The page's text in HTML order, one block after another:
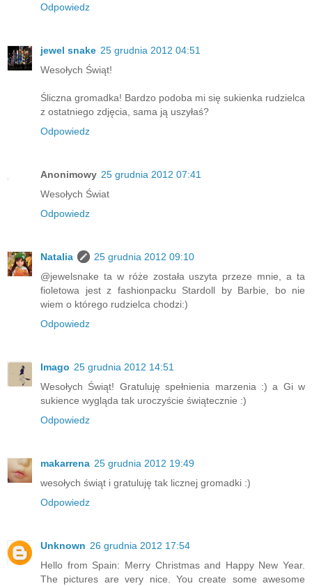
Odpowiedz
jewel snake 25 grudnia 2012 04:51
Wesołych Świąt!
Śliczna gromadka! Bardzo podoba mi się sukienka rudzielca
z ostatniego zdjęcia, sama ją uszyłaś?
Odpowiedz
Anonimowy 25 grudnia 2012 07:41
Wesołych Świat
Odpowiedz
Natalia
25 grudnia 2012 09:10
@jewelsnake ta w róże została uszyta przeze mnie, a ta
fioletowa jest z fashionpacku Stardoll by Barbie, bo nie
wiem o którego rudzielca chodzi:)
Odpowiedz
Imago 25 grudnia 2012 14:51
Wesołych Świąt! Gratuluję spełnienia marzenia :) a Gi w
sukience wygląda tak uroczyście świątecznie :)
Odpowiedz
makarrena 25 grudnia 2012 19:49
wesołych świąt i gratuluję tak licznej gromadki :)
Odpowiedz
Unknown 26 grudnia 2012 17:54
Hello from Spain: Merry Christmas and Happy New Year.
The pictures are very nice. You create some awesome